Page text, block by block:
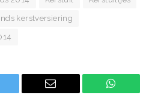
kerstversiering
Email